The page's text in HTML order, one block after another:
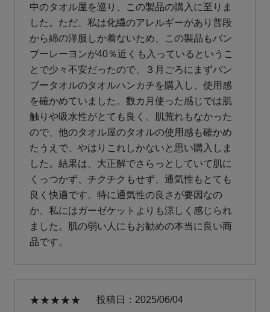
中のタオル屋を巡り、この製品の購入に至りま
した。ただ、私は化繊のアレルギーがあり普段
から綿の洋服しか着ないため、この製品もバン
ブーレーヨンが40％近くも入っているというこ
とで少々不安だったので、３月ごろにまずバン
ブータオルのタオルハンカチを購入し、使用感
を確かめていました。数カ月使った感じでは肌
触りや吸水性がとても良く、肌荒れもなかった
ので、他のタオル屋のタオルの使用感も確かめ
たうえで、やはりこれしかないと思い購入しま
した。結果は、大正解でさらっとしていて肌に
くっつかず、チクチクもせず、通気性もとても
良く快適です。特に通気性の良さが要因なの
か、私にはガーゼケットよりも涼しく感じられ
ました。肌の弱い人にもお勧めの本当に良い商
品です。
投稿日 2025/06/04